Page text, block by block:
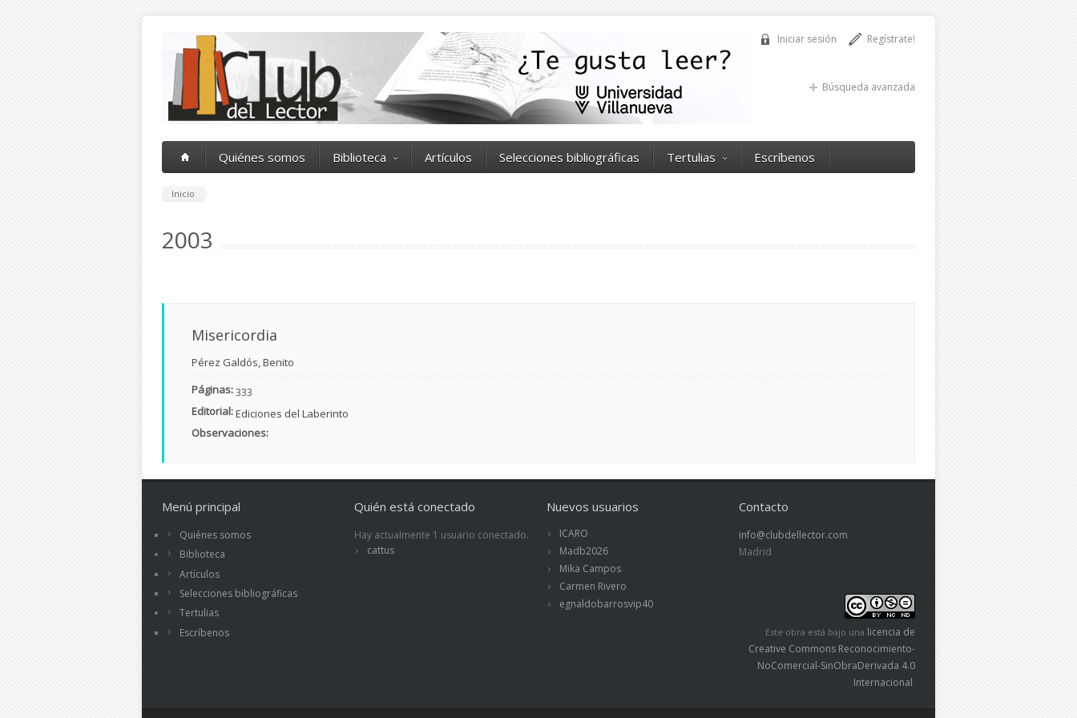
Regístrate!
Iniciar sesión
Búsqueda avanzada
Quiénes somos Biblioteca Artículos Selecciones bibliográficas Tertulias Escríbenos
Inicio
2003
Misericordia
Pérez Galdós, Benito
Páginas:333
Editorial:Ediciones del Laberinto
Observaciones:
Menú principal
Quiénes somos
Biblioteca
Artículos
Selecciones bibliográficas
Tertulias
Escríbenos
Quién está conectado
Hay actualmente 1 usuario conectado.
cattus
Nuevos usuarios
ICARO
Madb2026
Mika Campos
Carmen Rivero
egnaldobarrosvip40
Contacto
info@clubdellector.com
Madrid
Este obra está bajo una licencia de
Creative Commons Reconocimiento-
NoComercial-SinObraDerivada 4.0
Internacional